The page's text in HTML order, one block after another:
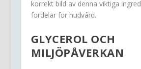
korrekt bild av denna viktiga
fördelar för hudvård.
GLYCEROL OCH
MILJÖPÅVERKAN